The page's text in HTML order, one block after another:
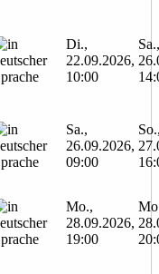
Di.,
22.09.2026,
10:00
Sa.,
Sa.,
26.09.2026,
09:00
Mo.,
28.09.2026,
19:00